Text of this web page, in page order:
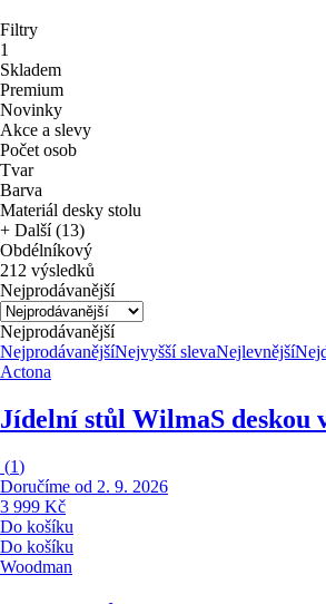
Filtry
1
Skladem
Premium
Novinky
Akce a slevy
Počet osob
Tvar
Barva
Materiál desky stolu
+ Další (13)
Obdélníkový
212 výsledků
Nejprodávanější
Nejprodávanější
NejprodávanějšíNejvyšší slevaNejlevnější
Actona
Jídelní stůl WilmaS deskou
(1)
Doručíme od 2. 9. 2026
3 999 Kč
Do košíku
Do košíku
Woodman